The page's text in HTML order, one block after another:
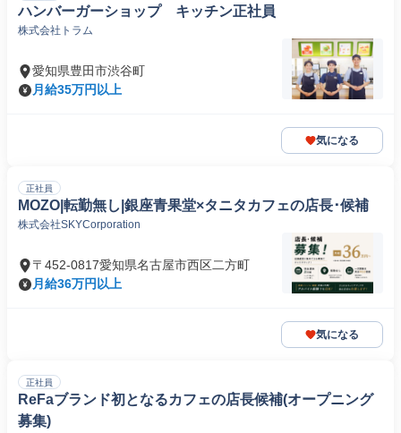
ハンバーガーショップ キッチン正社員
株式会社トラム
愛知県豊田市渋谷町
月給35万円以上
気になる
正社員
MOZO|転勤無し|銀座青果堂×タニタカフェの店長･候補
株式会社SKYCorporation
〒452-0817愛知県名古屋市西区二方町
月給36万円以上
気になる
正社員
ReFaブランド初となるカフェの店長候補(オープニング
募集)